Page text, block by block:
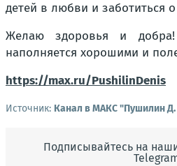
детей в любви и заботиться
Желаю здоровья и
наполняется хорошими и
https://max.ru/PushilinDenis
Источник: Канал в МАКС "Пушилин Д.
Подписывайтесь на